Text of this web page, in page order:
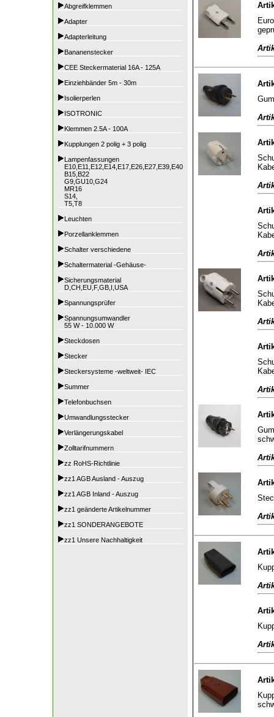
Abgreifklemmen
Adapter
Adapterleitung
Bananenstecker
CEE Steckermaterial 16A - 125A
Einziehbänder 5m - 30m
Isolierperlen
ISOTRONIC
Klemmen 2.5A - 100A
Kupplungen 2 polig + 3 polig
Lampenfassungen
E10,E11,E12,E14,E17,E26,E27,E39,E40
B15,B22
G9,GU10,G24
MR16
S14,
T5,T8
Leuchten
Porzellanklemmen
Schalter verschiedene
Schaltermaterial -Gehäuse-
Sicherungsmaterial
D,CH,EU,F,GB,I,USA
Spannungsprüfer
Spannungsumwandler
55 W - 10.000 W
Steckdosen
Stecker
Steckersysteme -weltweit- IEC
Summer
Telefonbuchsen
Umwandlungsstecker
Verlängerungskabel
Zolltarifnummern
zz RoHS-Richtlinie
zz1 AGB Ausland - Auszug
zz1 AGB Inland - Auszug
zz1 geänderte Artikelnummer
zz1 SONDERANGEBOTE
zz1 Unsere Nachhaltigkeit